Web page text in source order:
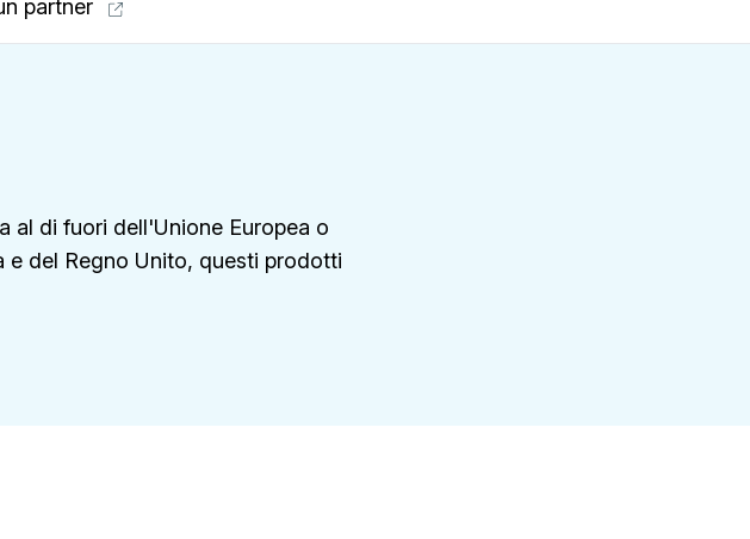
partner
al di fuori dell'Unione Europea o
e del Regno Unito, questi prodotti